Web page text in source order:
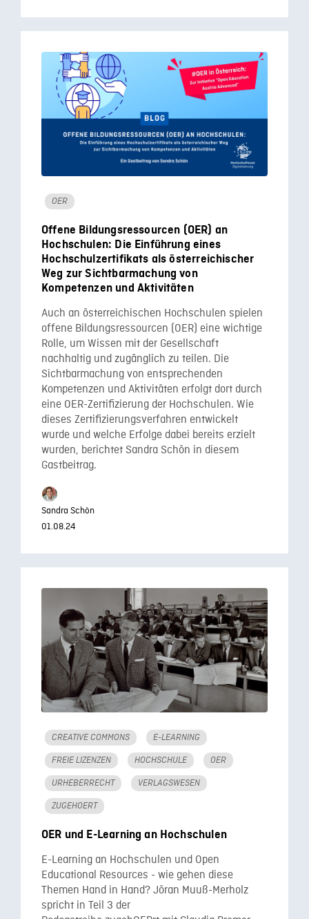
OER
Offene Bildungsressourcen (OER) an
Hochschulen: Die Einführung eines
Hochschulzertifikats als österreichischer
Weg zur Sichtbarmachung von
Kompetenzen und Aktivitäten
Auch an österreichischen Hochschulen spielen
offene Bildungsressourcen (OER) eine wichtige
Rolle, um Wissen mit der Gesellschaft
nachhaltig und zugänglich zu teilen. Die
Sichtbarmachung von entsprechenden
Kompetenzen und Aktivitäten erfolgt dort durch
eine OER-Zertifizierung der Hochschulen. Wie
dieses Zertifizierungsverfahren entwickelt
wurde und welche Erfolge dabei bereits erzielt
wurden, berichtet Sandra Schön in diesem
Gastbeitrag.
Sandra Schön
01.08.24
CREATIVE COMMONS E-LEARNING
FREIE LIZENZEN HOCHSCHULE OER
URHEBERRECHT VERLAGSWESEN
ZUGEHOERT
OER und E-Learning an Hochschulen
E-Learning an Hochschulen und Open
Educational Resources - wie gehen diese
Themen Hand in Hand? Jöran Muuß-Merholz
spricht in Teil 3 der